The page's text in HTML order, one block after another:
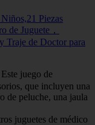
Piezas
de Juguete，
Traje de Doctor para
juego de
que incluyen una
de peluche, una jaula
juguetes de médico